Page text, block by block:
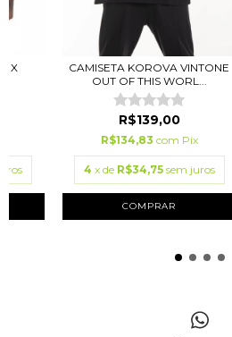
X
CAMISETA KOROVA VINTONE
OUT OF THIS WORL...
R$139,00
R$134,83 com Pix
4 x de R$34,75 sem juros
COMPRAR